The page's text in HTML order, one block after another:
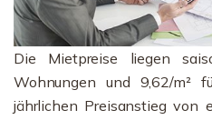
Die Mietpreise liegen
Wohnungen und 9,62/m²
jährlichen Preisanstieg von